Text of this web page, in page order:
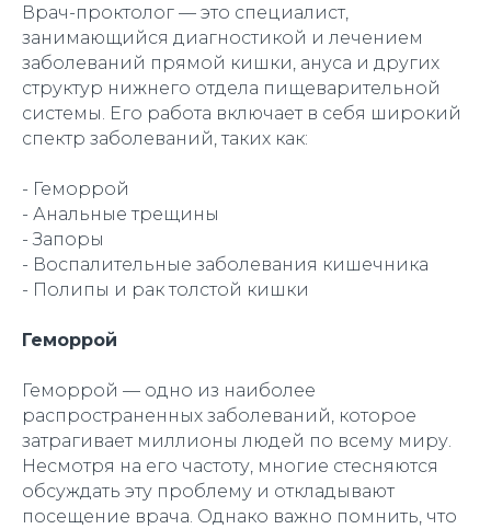
Врач-проктолог — это специалист,
занимающийся диагностикой и лечением
заболеваний прямой кишки, ануса и других
структур нижнего отдела пищеварительной
системы. Его работа включает в себя широкий
спектр заболеваний, таких как:
- Геморрой
- Анальные трещины
- Запоры
- Воспалительные заболевания кишечника
- Полипы и рак толстой кишки
Геморрой
Геморрой — одно из наиболее
распространенных заболеваний, которое
затрагивает миллионы людей по всему миру.
Несмотря на его частоту, многие стесняются
обсуждать эту проблему и откладывают
посещение врача. Однако важно помнить, что